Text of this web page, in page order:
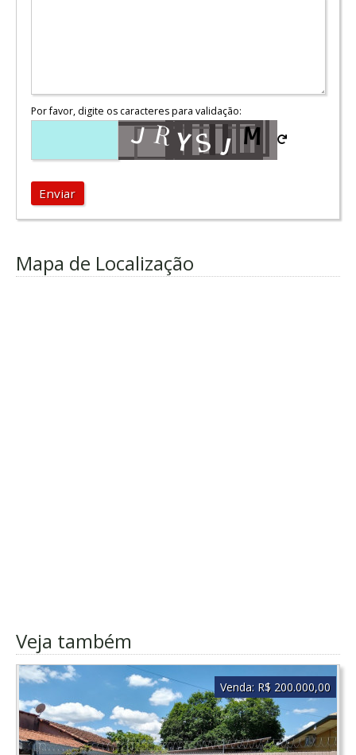
Por favor, digite os caracteres para validação:
Enviar
Mapa de Localização
Veja também
Venda: R$ 200.000,00